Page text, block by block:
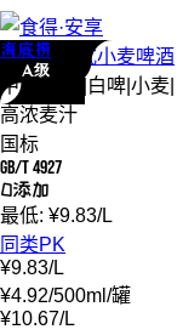
海底捞
A级
海底捞 德式小麦啤酒
中度
白啤 小麦
高浓麦汁
国标
GB/T 4927
0添加
最低: ¥9.83/L
同类PK
¥9.83/L
¥4.92/500ml /罐
¥10.67/L